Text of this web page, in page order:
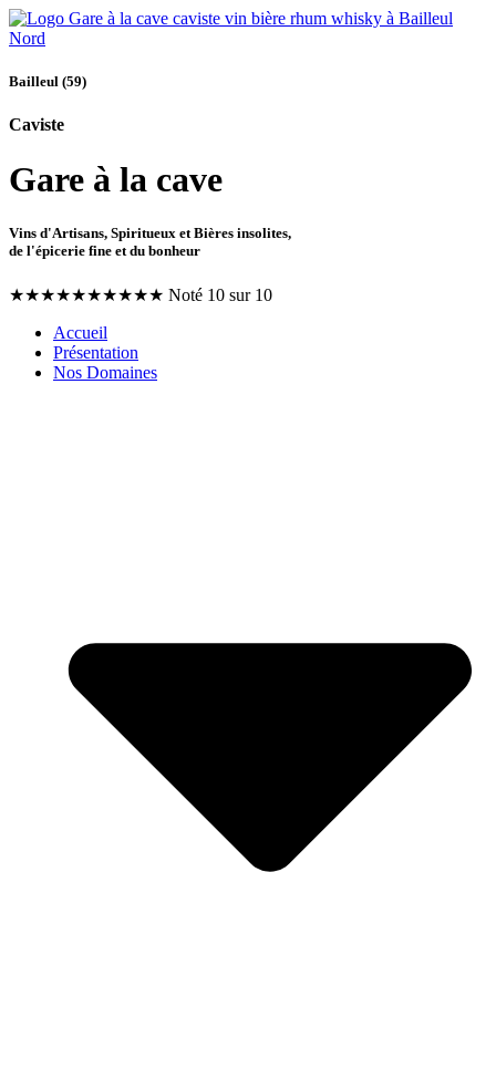
Bailleul (59)
Caviste
Gare à la cave
Vins d'Artisans, Spiritueux et Bières insolites,
de l'épicerie fine et du bonheur
★★★★★★★★★★ Noté 10 sur 10
Accueil
Présentation
Nos Domaines